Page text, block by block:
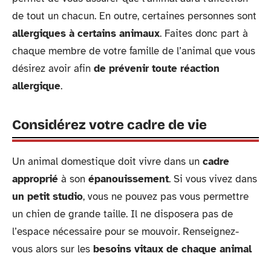
de tout un chacun. En outre, certaines personnes sont
allergiques à certains animaux. Faites donc part à
chaque membre de votre famille de l’animal que vous
désirez avoir afin de prévenir toute réaction
allergique.
Considérez votre cadre de vie
Un animal domestique doit vivre dans un cadre
approprié à son épanouissement. Si vous vivez dans
un petit studio, vous ne pouvez pas vous permettre
un chien de grande taille. Il ne disposera pas de
l’espace nécessaire pour se mouvoir. Renseignez-
vous alors sur les besoins vitaux de chaque animal